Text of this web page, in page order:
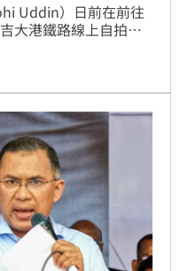
Uddin）日前在前往
大港鐵路線上自拍，
，當地鐵路警察獲報